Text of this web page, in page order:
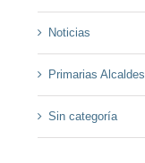
Noticias
Primarias Alcaldes
Sin categoría